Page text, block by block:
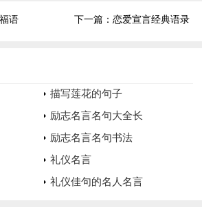
，你就当个屁，把她给放了，多大点事儿
语 下一篇：恋爱宣言经典语录
描写莲花的句子
励志名言名句大全长
励志名言名句书法
礼仪名言
礼仪佳句的名人名言